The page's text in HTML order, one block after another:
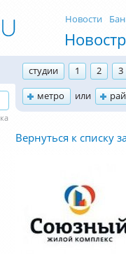
Новости
студии 1 2 3
метро
или
Вернуться к списку